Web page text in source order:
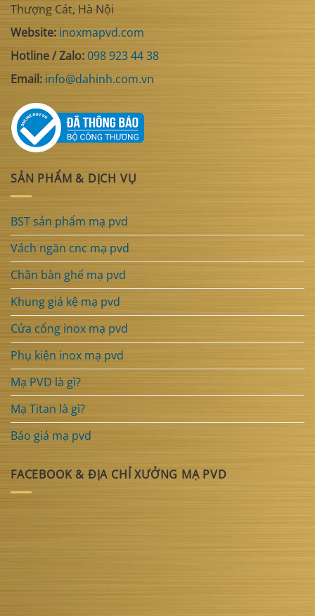
Thượng Cát, Hà Nội
Website: inoxmapvd.com
Hotline / Zalo:098 923 44 38
Email: info@dahinh.com.vn
SẢN PHẨM & DỊCH VỤ
BST sản phẩm mạ pvd
Vách ngăn cnc mạ pvd
Chân bàn ghế mạ pvd
Khung giá kệ mạ pvd
Cửa cổng inox mạ pvd
Phụ kiện inox mạ pvd
Mạ PVD là gì?
Mạ Titan là gì?
Báo giá mạ pvd
FACEBOOK & ĐỊA CHỈ XƯỞNG MẠ PVD